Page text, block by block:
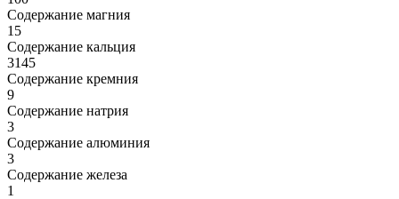
Содержание магния
15
Содержание кальция
3145
Содержание кремния
9
Содержание натрия
3
Содержание алюминия
3
Содержание железа
1